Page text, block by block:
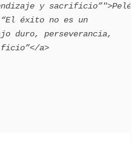
y sacrificio”">Pelé,
éxito no es un
duro, perseverancia,
a>